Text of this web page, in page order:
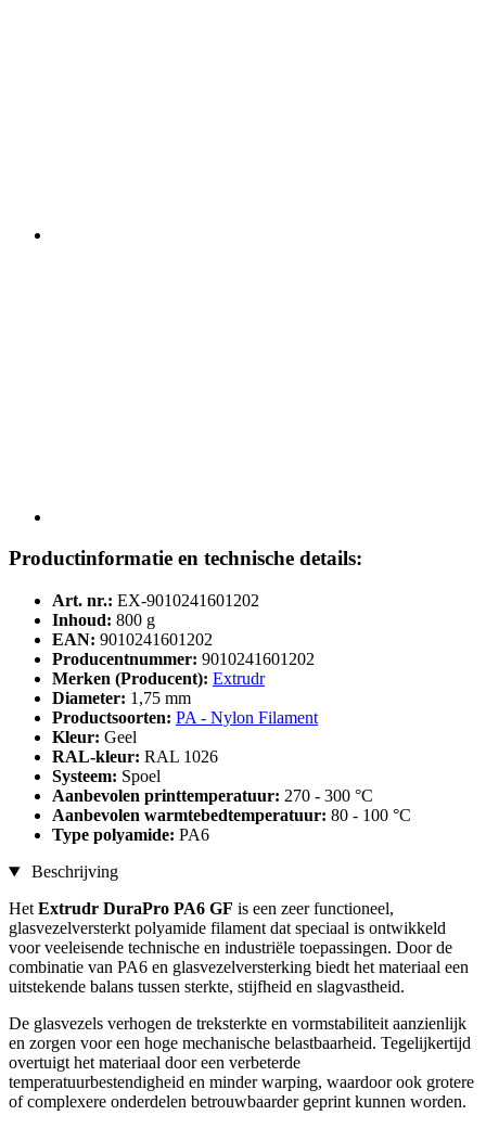
Productinformatie en technische details:
Art. nr.: EX-9010241601202
Inhoud: 800 g
EAN: 9010241601202
Producentnummer: 9010241601202
Merken (Producent): Extrudr
Diameter: 1,75 mm
Productsoorten: PA - Nylon Filament
Kleur: Geel
RAL-kleur: RAL 1026
Systeem: Spoel
Aanbevolen printtemperatuur: 270 - 300 °C
Aanbevolen warmtebedtemperatuur: 80 - 100 °C
Type polyamide: PA6
Beschrijving
Het Extrudr DuraPro PA6 GF is een zeer functioneel,
glasvezelversterkt polyamide filament dat speciaal is ontwikkeld
voor veeleisende technische en industriële toepassingen. Door de
combinatie van PA6 en glasvezelversterking biedt het materiaal een
uitstekende balans tussen sterkte, stijfheid en slagvastheid.
De glasvezels verhogen de treksterkte en vormstabiliteit aanzienlijk
en zorgen voor een hoge mechanische belastbaarheid. Tegelijkertijd
overtuigt het materiaal door een verbeterde
temperatuurbestendigheid en minder warping, waardoor ook grotere
of complexere onderdelen betrouwbaarder geprint kunnen worden.